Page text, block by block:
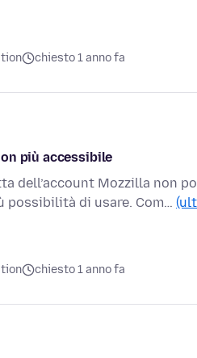
chiesto 1 anno fa
più accessibile
dell’account Mozzilla non
possibilità di usare. Com…
chiesto 1 anno fa